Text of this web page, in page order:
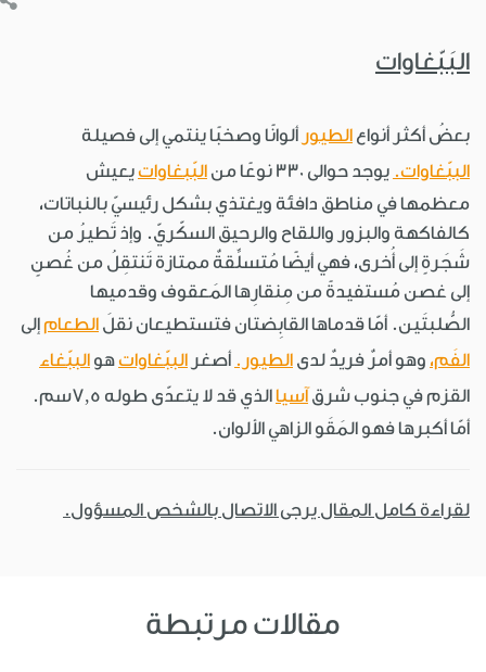
البَبّغاوات
بعضُ أكثر أنواع الطيور ألوانًا وصخبًا ينتمي إلى فصيلة
الببّغاوات. يوجد حوالى 330 نوعًا من البّبغاواتيعيش
معظمها في مناطق دافئة ويغتذي بشكل رئيسيّ بالنباتات،
كالفاكهة والبزور واللقاح والرحيق السكّريّ. وإذ تَطيرُ من
شَجَرةٍ إلى أُخرى، فهي أيضًا مُتسلِّقةٌ ممتازة تَنتقِلُ من غُصنٍ
إلى غصن مُستفيدةً من مِنقارِها المَعقوف وقدميها
الصُّلبتَين. أمّا قدماها القابِضتان فتستطيعان نقلَ الطعامإلى
الفَم، وهو أمرٌ فريدٌ لدى الطيور. أصغر الببّغاواتهو الببّغاء
القزم في جنوب شرقآسيا
الذي قد لا يتعدّى طوله 7,5سم.
أمّا أكبرها فهو المَقَو الزاهي الألوان.
لقراءة كامل المقال يرجى الاتصال بالشخص المسؤول.
مقالات مرتبطة